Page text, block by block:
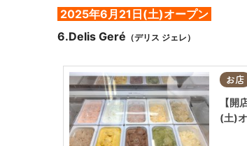
2025年6月21日(土)オープン
6.Delis Geré （デリス ジェレ）
お店
【
(土)